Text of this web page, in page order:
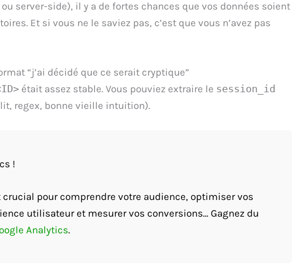
server-side), il y a de fortes chances que vos données soient
Et si vous ne le saviez pas, c’est que vous n’avez pas
“j’ai décidé que ce serait cryptique”
était assez stable. Vous pouviez extraire le session_id
regex, bonne vieille intuition).
!
pour comprendre votre audience, optimiser vos
utilisateur et mesurer vos conversions... Gagnez du
Analytics.